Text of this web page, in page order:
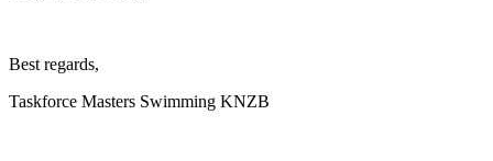
Best regards,
Taskforce Masters Swimming KNZB